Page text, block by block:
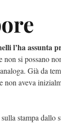
l’ha assunta
si possano
Già da
non aveva
stampa dallo